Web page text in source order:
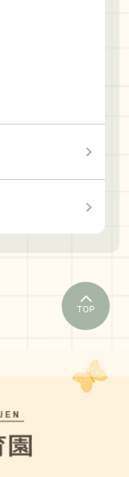
TOP